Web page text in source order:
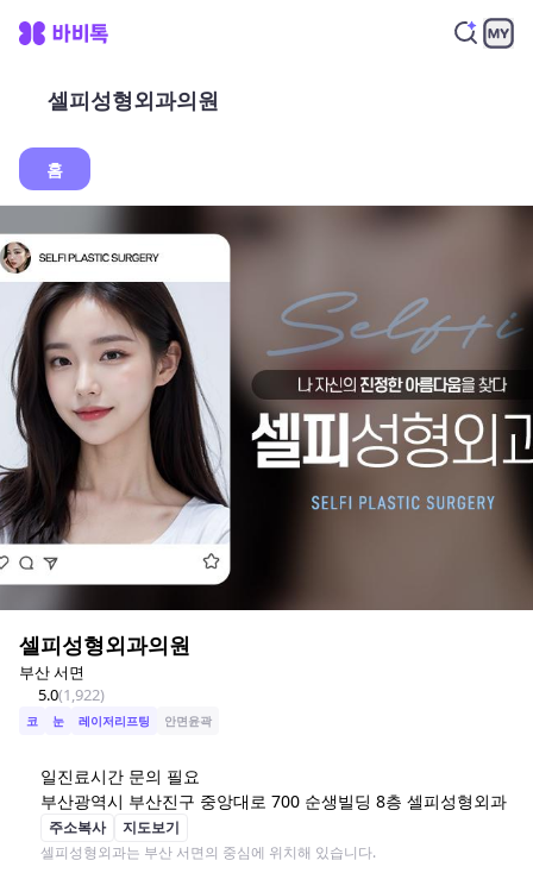
셀피성형외과의원
홈
셀피성형외과의원
부산 서면
5.0(1,922)
코 눈 레이저리프팅 안면윤곽
일진료시간 문의 필요
부산광역시 부산진구 중앙대로 700 순생빌딩 8층 셀피성형외과
주소복사
지도보기
셀피성형외과는 부산 서면의 중심에 위치해 있습니다.